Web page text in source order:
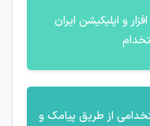
و اپلیکیشن ایران
از طریق پیامک و